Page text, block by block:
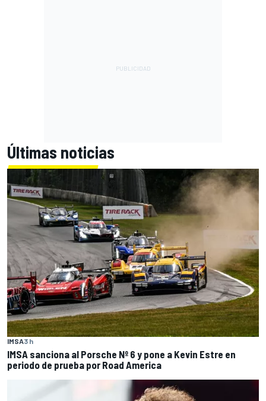
Últimas noticias
IMSA3 h
IMSA sanciona al Porsche Nº 6 y pone a Kevin Estre en
periodo de prueba por Road America